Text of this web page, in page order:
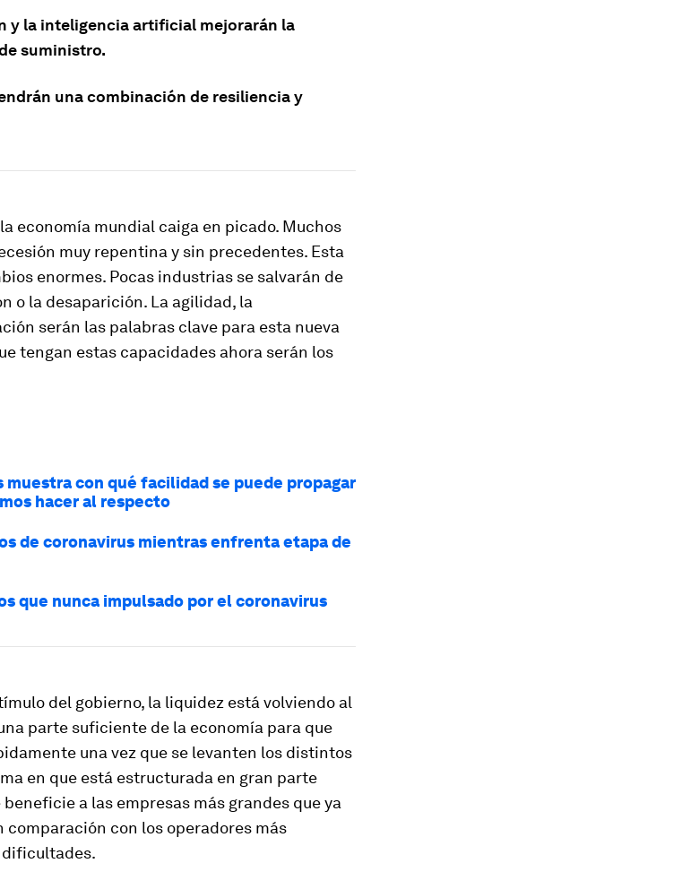
y la inteligencia artificial mejorarán la
suministro.
una combinación de resiliencia y
economía mundial caiga en picado. Muchos
muy repentina y sin precedentes. Esta
enormes. Pocas industrias se salvarán de
o la desaparición. La agilidad, la
serán las palabras clave para esta nueva
tengan estas capacidades ahora serán los
con qué facilidad se puede propagar
hacer al respecto
de coronavirus mientras enfrenta etapa de
que nunca impulsado por el coronavirus
del gobierno, la liquidez está volviendo al
parte suficiente de la economía para que
una vez que se levanten los distintos
en que está estructurada en gran parte
a las empresas más grandes que ya
con los operadores más
dificultades.